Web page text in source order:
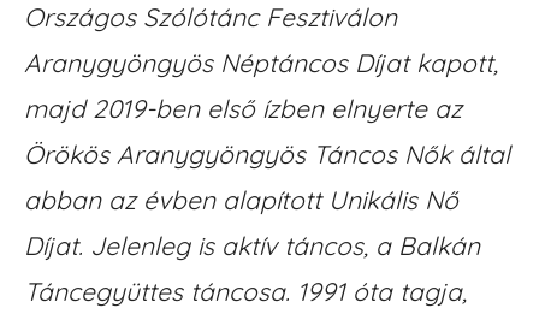
Országos Szólótánc Fesztiválon
Aranygyöngyös Néptáncos Díjat kapott,
majd 2019-ben első ízben elnyerte az
Örökös Aranygyöngyös Táncos Nők által
abban az évben alapított Unikális Nő
Díjat. Jelenleg is aktív táncos, a Balkán
Táncegyüttes táncosa. 1991 óta tagja,